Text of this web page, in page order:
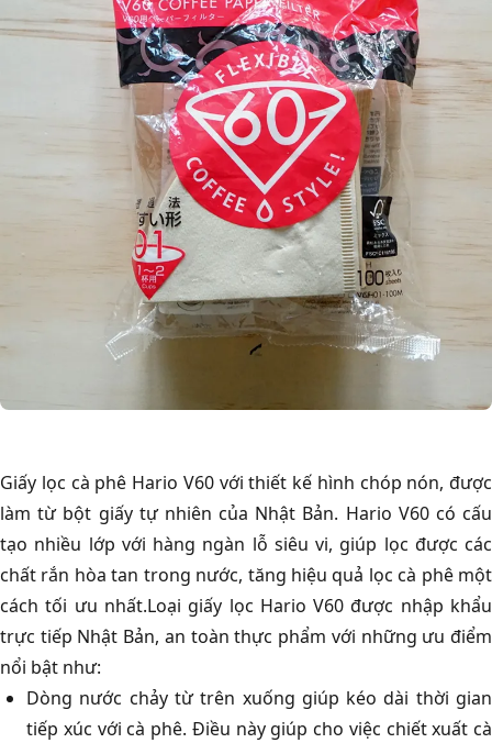
Giấy lọc cà phê Hario V60 với thiết kế hình chóp nón, được
làm từ bột giấy tự nhiên của Nhật Bản. Hario V60 có cấu
tạo nhiều lớp với hàng ngàn lỗ siêu vi, giúp lọc được các
chất rắn hòa tan trong nước, tăng hiệu quả lọc cà phê một
cách tối ưu nhất.Loại giấy lọc Hario V60 được nhập khẩu
trực tiếp Nhật Bản, an toàn thực phẩm với những ưu điểm
nổi bật như:
Dòng nước chảy từ trên xuống giúp kéo dài thời gian
tiếp xúc với cà phê. Điều này giúp cho việc chiết xuất cà